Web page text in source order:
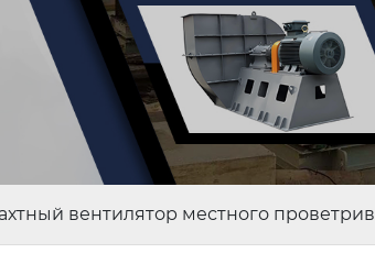
вентилятор местного